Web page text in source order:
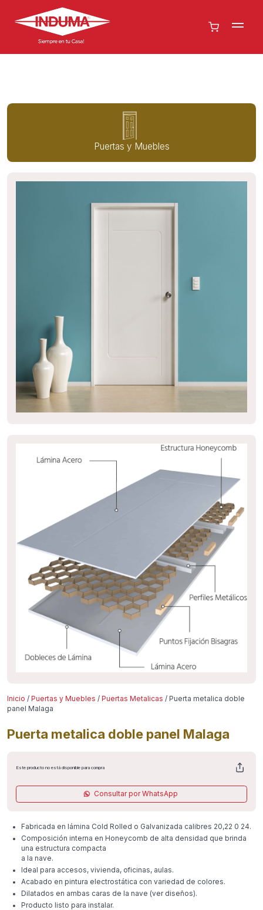
Puertas y Muebles
Inicio / Puertas y Muebles / Puertas Metalicas / Puerta metalica doble
panel Malaga
Puerta metalica doble panel Malaga
Este producto no está disponible para compra
Consultar por WhatsApp
Fabricada en lámina Cold Rolled o Galvanizada calibres 20,22 0 24.
Composición interna en Honeycomb de alta densidad que brinda
una estructura compacta
a la nave.
Ideal para accesos, vivienda, oficinas, aulas.
Acabado en pintura electrostática con variedad de colores.
Dilatados en ambas caras de la nave (ver diseños).
Producto listo para instalar.